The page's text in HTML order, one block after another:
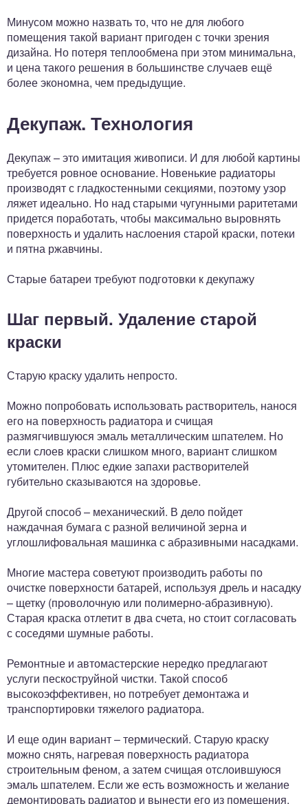
Минусом можно назвать то, что не для любого
помещения такой вариант пригоден с точки зрения
дизайна. Но потеря теплообмена при этом минимальна,
и цена такого решения в большинстве случаев ещё
более экономна, чем предыдущие.
Декупаж. Технология
Декупаж – это имитация живописи. И для любой картины
требуется ровное основание. Новенькие радиаторы
производят с гладкостенными секциями, поэтому узор
ляжет идеально. Но над старыми чугунными раритетами
придется поработать, чтобы максимально выровнять
поверхность и удалить наслоения старой краски, потеки
и пятна ржавчины.
Старые батареи требуют подготовки к декупажу
Шаг первый. Удаление старой
краски
Старую краску удалить непросто.
Можно попробовать использовать растворитель, нанося
его на поверхность радиатора и счищая
размягчившуюся эмаль металлическим шпателем. Но
если слоев краски слишком много, вариант слишком
утомителен. Плюс едкие запахи растворителей
губительно сказываются на здоровье.
Другой способ – механический. В дело пойдет
наждачная бумага с разной величиной зерна и
углошлифовальная машинка с абразивными насадками.
Многие мастера советуют производить работы по
очистке поверхности батарей, используя дрель и насадку
– щетку (проволочную или полимерно-абразивную).
Старая краска отлетит в два счета, но стоит согласовать
с соседями шумные работы.
Ремонтные и автомастерские нередко предлагают
услуги пескоструйной чистки. Такой способ
высокоэффективен, но потребует демонтажа и
транспортировки тяжелого радиатора.
И еще один вариант – термический. Старую краску
можно снять, нагревая поверхность радиатора
строительным феном, а затем счищая отслоившуюся
эмаль шпателем. Если же есть возможность и желание
демонтировать радиатор и вынести его из помещения,